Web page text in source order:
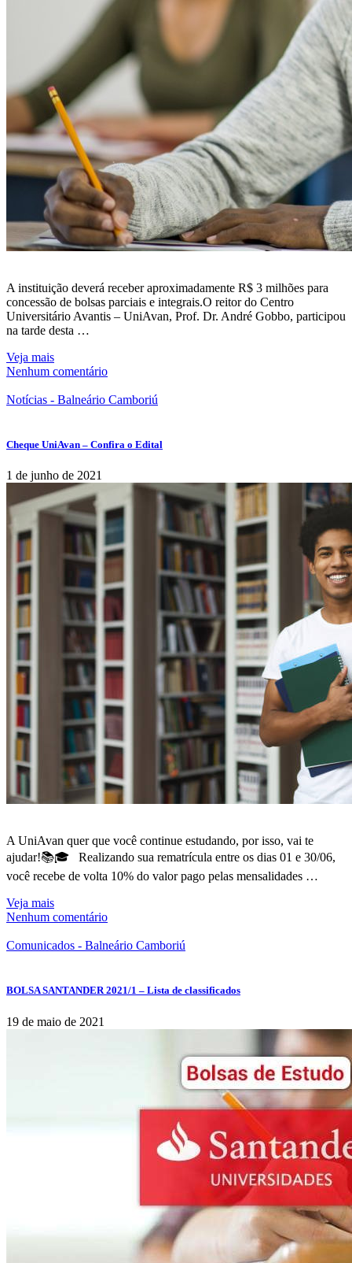
A instituição deverá receber aproximadamente R$ 3 milhões para
concessão de bolsas parciais e integrais.O reitor do Centro
Universitário Avantis – UniAvan, Prof. Dr. André Gobbo, participou
na tarde desta …
Veja mais
Nenhum comentário
Notícias - Balneário Camboriú
Cheque UniAvan – Confira o Edital
1 de junho de 2021
A UniAvan quer que você continue estudando, por isso, vai te
ajudar!📚🎓⠀Realizando sua rematrícula entre os dias 01 e 30/06,
você recebe de volta 10% do valor pago pelas mensalidades …
Veja mais
Nenhum comentário
Comunicados - Balneário Camboriú
BOLSA SANTANDER 2021/1 – Lista de classificados
19 de maio de 2021